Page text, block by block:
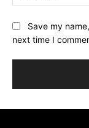
Save my
next time I